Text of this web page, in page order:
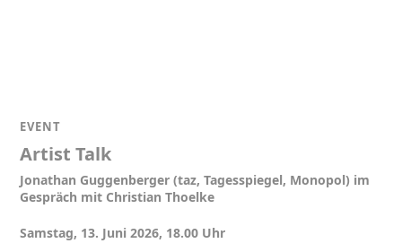
EVENT
Artist Talk
Jonathan Guggenberger (taz, Tagesspiegel, Monopol) im
Gespräch mit Christian Thoelke
Samstag, 13. Juni 2026, 18.00 Uhr